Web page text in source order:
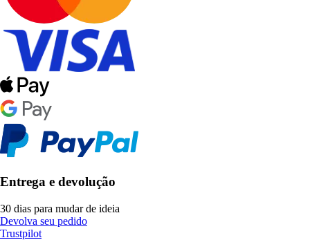
Entrega e devolução
30 dias para mudar de ideia
Devolva seu pedido
Trustpilot